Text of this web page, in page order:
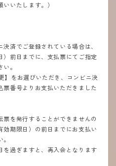
いたします。 ）
済でご登録されている場合は、
前日までに、支払票にてご指定
。
】をお選びいただき、コンビニ決
番号よりお支払いただきました
を発行することができませんの
効期限日）の前日までにお支払い
過ぎますと、再入会となります